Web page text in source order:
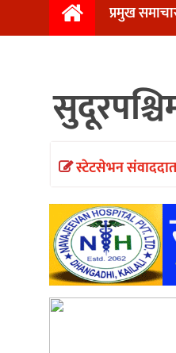
प्रमुख
राजनीति
समाचार
अन्तर्वार्ता
खेलकुद
प्रमुख
स्टेटसेभन